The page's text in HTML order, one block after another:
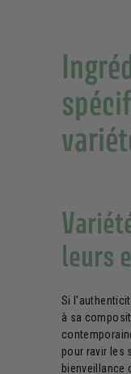
leurs
Si
à sa
pour ravir les
bienveillance